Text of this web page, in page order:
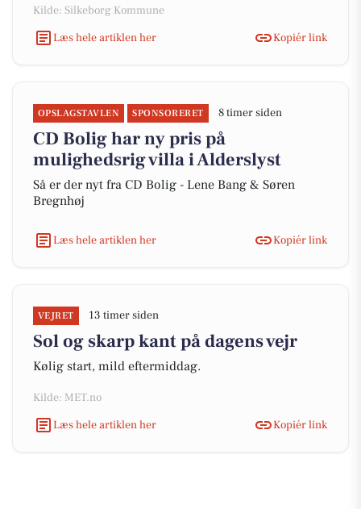
Kilde: Silkeborg Kommune
Læs hele artiklen her
Kopiér link
OPSLAGSTAVLEN SPONSORERET 8 timer siden
CD Bolig har ny pris på
mulighedsrig villa i Alderslyst
Så er der nyt fra CD Bolig - Lene Bang & Søren
Bregnhøj
Læs hele artiklen her Kopiér link
VEJRET 13 timer siden
Sol og skarp kant på dagens vejr
Kølig start, mild eftermiddag.
Kilde: MET.no
Læs hele artiklen her
Kopiér link